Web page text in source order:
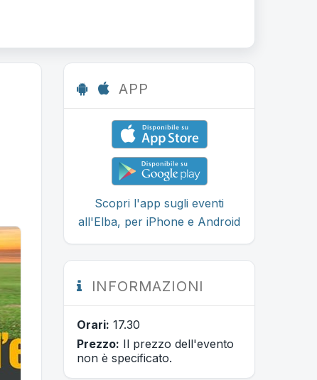
APP
Scopri l'app sugli eventi
all'Elba, per iPhone e Android
INFORMAZIONI
Orari: 17.30
Prezzo: Il prezzo dell'evento
non è specificato.